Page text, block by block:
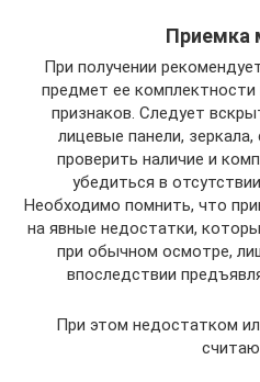
Приемка
При получении
предмет ее
признаков. Следует
лицевые панели,
проверить наличие и
убедиться в
Необходимо помнить, что
на явные недостатки,
при обычном осмотре,
впоследствии
При этом недостатком